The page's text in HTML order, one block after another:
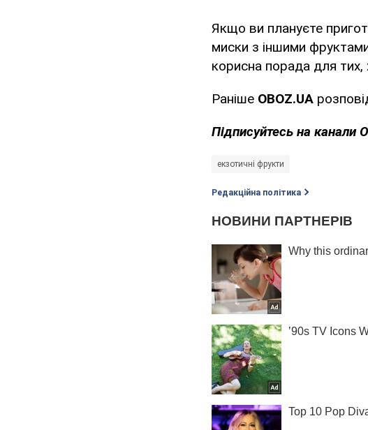
Якщо ви плануєте
миски з іншими
корисна порада для
Раніше OBOZ.UA
Підписуйтесь на канали
екзотичні фрукти
Редакційна політика